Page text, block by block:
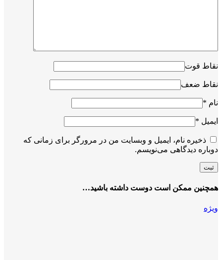
نقاط قوت
نقاط ضعف
نام *
ایمیل *
ذخیره نام، ایمیل و وبسایت من در مرورگر برای زمانی که
دوباره دیدگاهی می‌نویسم.
همچنین ممکن است دوست داشته باشید…
ویژه